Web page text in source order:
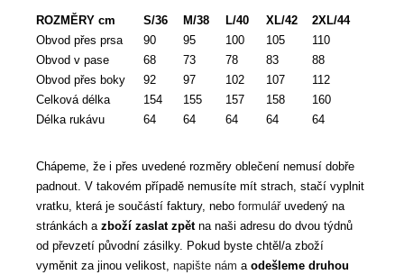
ROZMĚRY cm S/36 M/38 L/40 XL/42
2XL/44
Obvod přes prsa
90 95 100 105
110
Obvod v pase
68 73 78 83
88
Obvod přes boky
92 97 102 107
112
Celková délka
154 155 157 158
160
Délka rukávu
64 64 64 64 64
Chápeme, že i přes uvedené rozměry oblečení nemusí dobře
padnout. V takovém případě nemusíte mít strach, stačí vyplnit
vratku, která je součástí faktury, nebo formulář uvedený na
stránkách a zboží zaslat zpětna naši adresu do dvou týdnů
od převzetí původní zásilky. Pokud byste chtěl/a zboží
vyměnit za jinou velikost, napište nám a odešleme druhou